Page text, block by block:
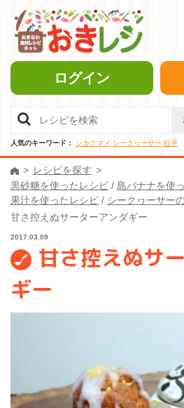
ログイン
人気のキーワード： シカクマメ シークヮーサー 紅芋
レシピを探す
黒砂糖を使ったレシピ / 島バナナを使
果汁を使ったレシピ / シークヮーサー
甘さ控えぬサーターアンダギー
2017.03.09
甘さ控えぬサ
ギー